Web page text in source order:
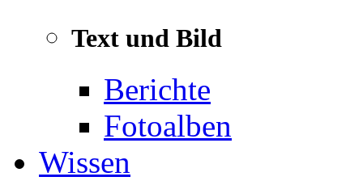
Text und Bild
Berichte
Fotoalben
Wissen